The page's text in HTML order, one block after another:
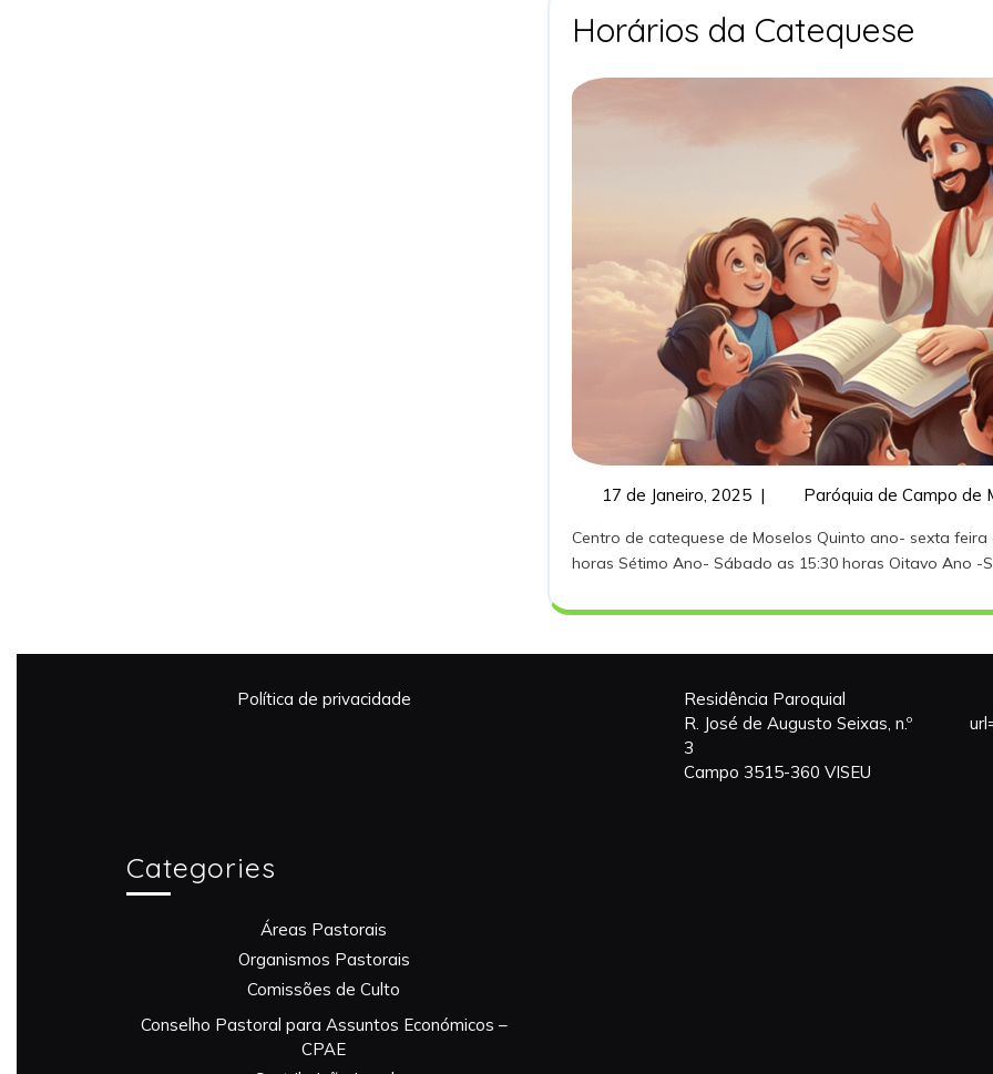
Horários da Catequese
da
17 de Janeiro, 202517
Janeiro,
2025
| Paróquia de Campo de
Centro de catequese de Moselos Quinto ano- sexta feira as 20 horas Sexto Ano- quarta feira as 18:15
horas Sétimo Ano- Sábado as 15:30 horas Oitavo Ano -
Política de privacidade
Residência Paroquial
R. José de Augusto Seixas, n.º
3
Campo 3515-360 VISEU
Categories
Áreas Pastorais
Organismos Pastorais
Comissões de Culto
Conselho Pastoral para Assuntos Económicos –
CPAE